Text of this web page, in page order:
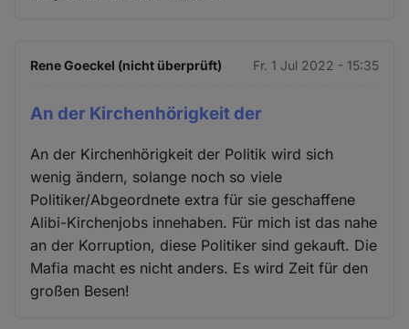
Rene Goeckel (nicht überprüft) Fr. 1 Jul 2022 - 15:35
An der Kirchenhörigkeit der
An der Kirchenhörigkeit der Politik wird sich
wenig ändern, solange noch so viele
Politiker/Abgeordnete extra für sie geschaffene
Alibi-Kirchenjobs innehaben. Für mich ist das nahe
an der Korruption, diese Politiker sind gekauft. Die
Mafia macht es nicht anders. Es wird Zeit für den
großen Besen!